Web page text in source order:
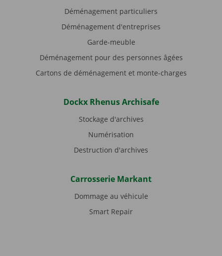
Déménagement particuliers
Déménagement d'entreprises
Garde-meuble
Déménagement pour des personnes âgées
Cartons de déménagement et monte-charges
Dockx Rhenus Archisafe
Stockage d'archives
Numérisation
Destruction d'archives
Carrosserie Markant
Dommage au véhicule
Smart Repair